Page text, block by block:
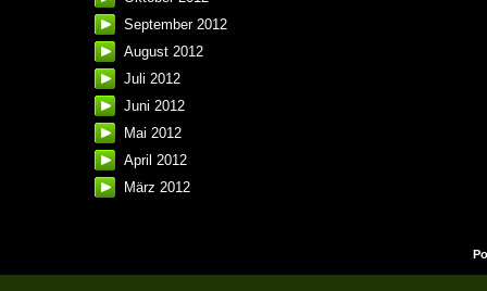
September 2012
August 2012
Juli 2012
Juni 2012
Mai 2012
April 2012
März 2012